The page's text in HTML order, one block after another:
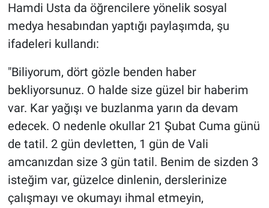
Hamdi Usta da öğrencilere yönelik sosyal
medya hesabından yaptığı paylaşımda, şu
ifadeleri kullandı:
"Biliyorum, dört gözle benden haber
bekliyorsunuz. O halde size güzel bir haberim
var. Kar yağışı ve buzlanma yarın da devam
edecek. O nedenle okullar 21 Şubat Cuma günü
de tatil. 2 gün devletten, 1 gün de Vali
amcanızdan size 3 gün tatil. Benim de sizden 3
isteğim var, güzelce dinlenin, derslerinize
çalışmayı ve okumayı ihmal etmeyin,